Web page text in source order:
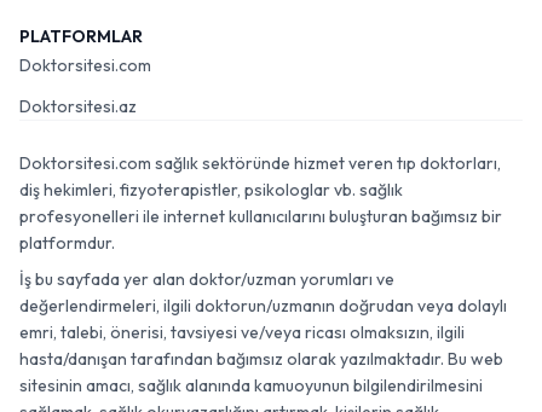
PLATFORMLAR
Doktorsitesi.com
Doktorsitesi.az
Doktorsitesi.com sağlık sektöründe hizmet veren tıp doktorları,
diş hekimleri, fizyoterapistler, psikologlar vb. sağlık
profesyonelleri ile internet kullanıcılarını buluşturan bağımsız bir
platformdur.
İş bu sayfada yer alan doktor/uzman yorumları ve
değerlendirmeleri, ilgili doktorun/uzmanın doğrudan veya dolaylı
emri, talebi, önerisi, tavsiyesi ve/veya ricası olmaksızın, ilgili
hasta/danışan tarafından bağımsız olarak yazılmaktadır. Bu web
sitesinin amacı, sağlık alanında kamuoyunun bilgilendirilmesini